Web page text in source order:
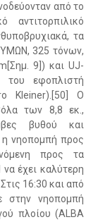
από το
αντιτορπιλικό
τα
325 τόνων,
9]) και UJ-
εφοπλιστή
Kleiner).[50] Ο
των 8,8 εκ.,
βυθού και
η νηοπομπή προς
προς τα
έχει καλύτερη
16:30 και από
στην νηοπομπή
πλοίου (ALBA